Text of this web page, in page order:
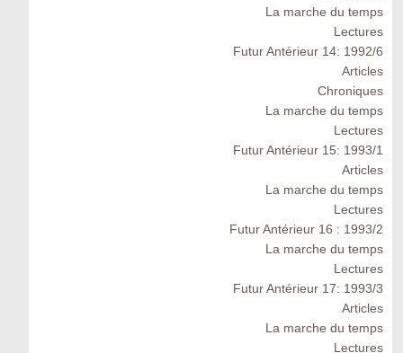
La marche du temps
Lectures
Futur Antérieur 14: 1992/6
Articles
Chroniques
La marche du temps
Lectures
Futur Antérieur 15: 1993/1
Articles
La marche du temps
Lectures
Futur Antérieur 16 : 1993/2
La marche du temps
Lectures
Futur Antérieur 17: 1993/3
Articles
La marche du temps
Lectures